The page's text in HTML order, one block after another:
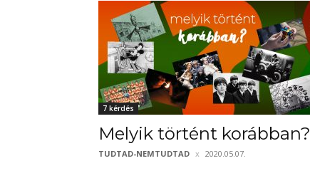
7 kérdés
Melyik történt korábban?
TUDTAD-NEMTUDTAD 2020.05.07.